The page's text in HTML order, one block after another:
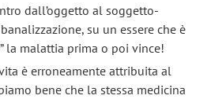
dall’oggetto al soggetto-
su un essere che è
la malattia prima o poi vince!
è erroneamente attribuita al
bene che la stessa medicina